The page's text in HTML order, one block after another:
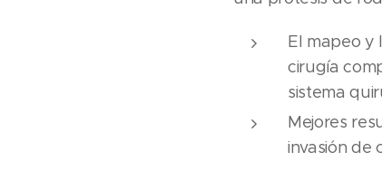
El mapeo y
cirugía
sistema
Mejores
invasión de